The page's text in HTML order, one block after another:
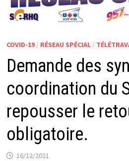
COVID-19/ RÉSEAU SPÉCIAL/
Demande des
coordination du
repousser le
obligatoire.
16/12/2021